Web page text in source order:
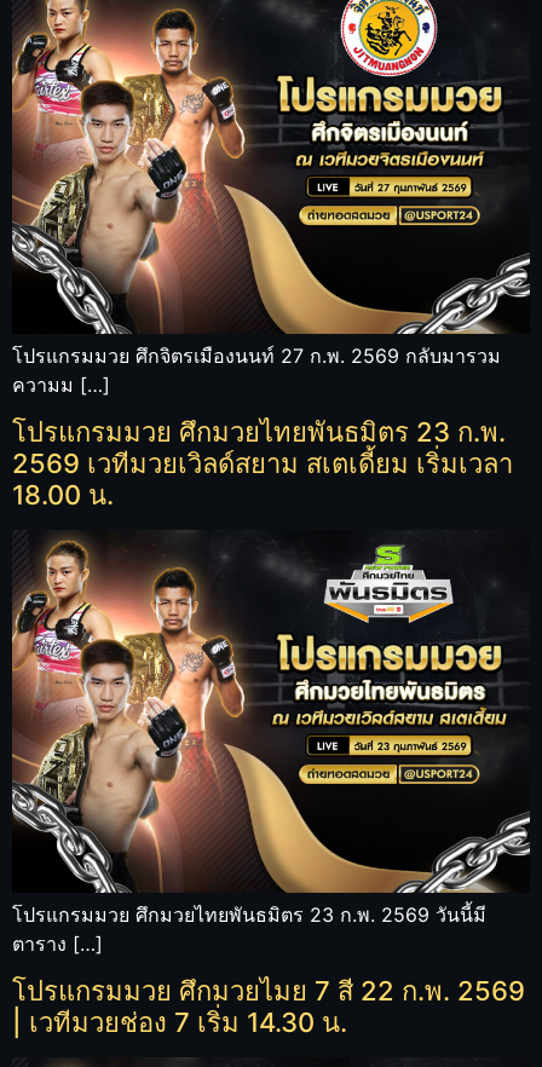
โปรแกรมมวย ศึกจิตรเมืองนนท์ 27 ก.พ. 2569 กลับมารวม
ความม […]
โปรแกรมมวย ศึกมวยไทยพันธมิตร 23 ก.พ.
2569 เวทีมวยเวิลด์สยาม สเตเดี้ยม เริ่มเวลา
18.00 น.
โปรแกรมมวย ศึกมวยไทยพันธมิตร 23 ก.พ. 2569 วันนี้มี
ตาราง […]
โปรแกรมมวย ศึกมวยไมย 7 สี 22 ก.พ. 2569
| เวทีมวยช่อง 7 เริ่ม 14.30 น.